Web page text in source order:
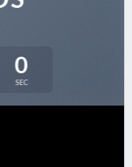
0
SEC